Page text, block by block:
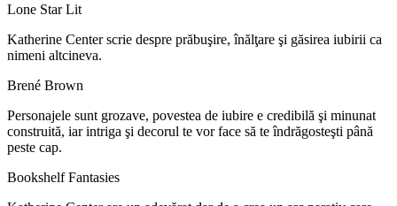
Lone Star Lit
Katherine Center scrie despre prăbuşire, înălţare şi găsirea iubirii ca
nimeni altcineva.
Brené Brown
Personajele sunt grozave, povestea de iubire e credibilă şi minunat
construită, iar intriga şi decorul te vor face să te îndrăgosteşti până
peste cap.
Bookshelf Fantasies